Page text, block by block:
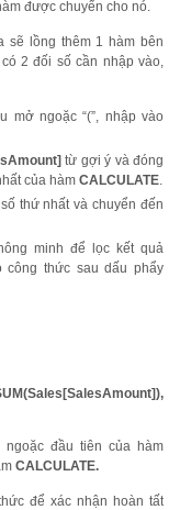
được chuyển cho nó.
sẽ lồng thêm 1 hàm bên
2 đối số cần nhập vào,
mở ngoặc “(”, nhập vào
từ gợi ý và đóng
của hàm CALCULATE.
thứ nhất và chuyển đến
minh để lọc kết quả
công thức sau dấu phẩy
đầu tiên của hàm
CALCULATE.
để xác nhận hoàn tất